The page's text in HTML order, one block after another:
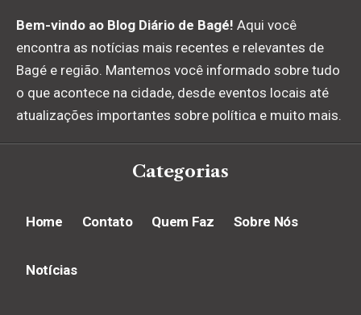
Bem-vindo ao Blog Diário de Bagé! Aqui você
encontra as notícias mais recentes e relevantes de
Bagé e região. Mantemos você informado sobre tudo
o que acontece na cidade, desde eventos locais até
atualizações importantes sobre política e muito mais.
Categorias
Home Contato Quem Faz Sobre Nós
Notícias